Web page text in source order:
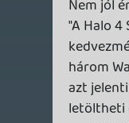
Valamit
fogja
Map Pack"
majd letölteni a
Ez egy
pontot azért,
hanem 680/